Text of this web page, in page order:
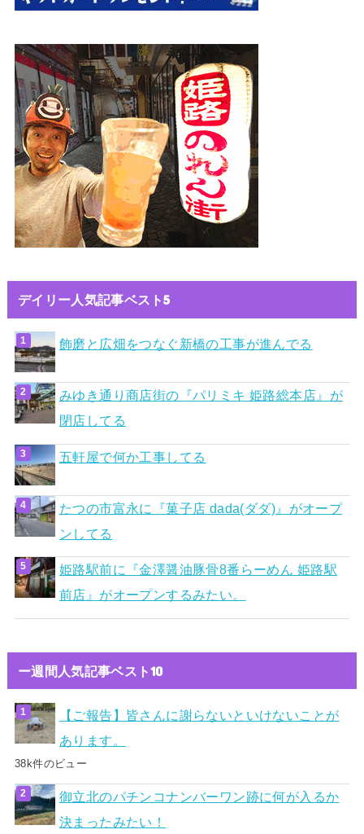
デイリー人気記事ベスト5
飾磨と広畑をつなぐ新橋の工事が進んでる
みゆき通り商店街の『パリミキ 姫路総本店』が
閉店してる
五軒屋で何か工事してる
たつの市富永に『菓子店 dada(ダダ)』がオープ
ンしてる
姫路駅前に『金澤醤油豚骨8番らーめん 姫路駅
前店』がオープンするみたい。
ー週間人気記事ベスト10
【ご報告】皆さんに謝らないといけないことが
あります。
38k件のビュー
御立北のパチンコナンバーワン跡に何が入るか
決まったみたい！